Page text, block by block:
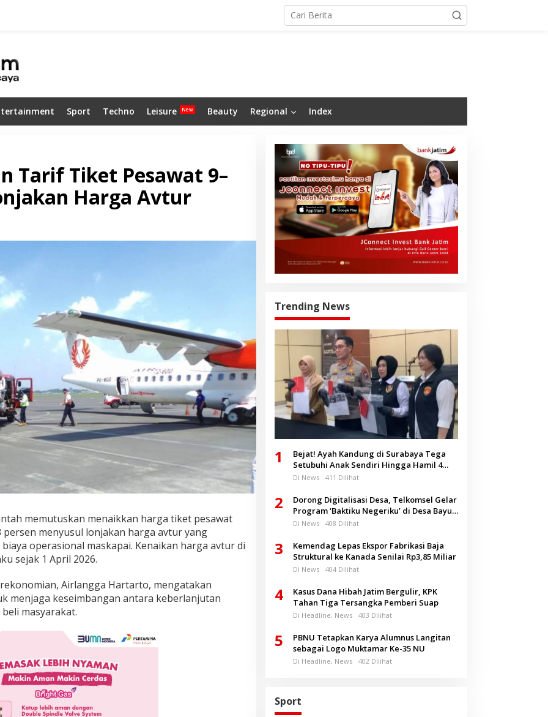
Sport Techno Leisure Beauty Regional Index
Tarif Tiket Pesawat 9–
Harga Avtur
memutuskan menaikkan harga tiket pesawat
menyusul lonjakan harga avtur yang
operasional maskapai. Kenaikan harga avtur di
sejak 1 April 2026.
Airlangga Hartarto, mengatakan
menjaga keseimbangan antara keberlanjutan
masyarakat.
Trending News
1
Bejat! Ayah Kandung di Surabaya Tega
Setubuhi Anak Sendiri Hingga Hamil 4
Bulan
Di News 411 Dilihat
2
Dorong Digitalisasi Desa, Telkomsel Gelar
Program ‘Baktiku Negeriku’ di Desa Bayu
Banyuwangi
Di News 408 Dilihat
3
Kemendag Lepas Ekspor Fabrikasi Baja
Struktural ke Kanada Senilai Rp3,85 Miliar
Di News 404 Dilihat
4
Kasus Dana Hibah Jatim Bergulir, KPK
Tahan Tiga Tersangka Pemberi Suap
Di Headline, News 403 Dilihat
5
PBNU Tetapkan Karya Alumnus Langitan
sebagai Logo Muktamar Ke-35 NU
Di Headline, News 402 Dilihat
Sport